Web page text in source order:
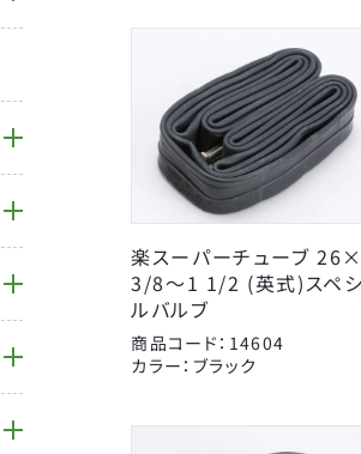
CATEGORY
BRAND
オージーケーカブト
BICYCLE
楽スーパーチューブ
3/8～1 1/2 (英式)スペ
ルバルブ
商品コード：14604
カラー：ブラック